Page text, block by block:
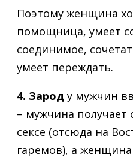
Поэтому женщина
помощница, умеет
соединимое,
умеет переждать.
4. Зарод у мужчин
– мужчина
сексе (отсюда на
гаремов), а женщина